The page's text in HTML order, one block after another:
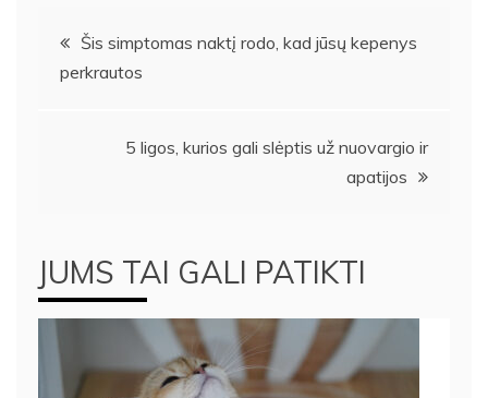
Navigacija
tarp
Šis simptomas naktį rodo, kad jūsų kepenys
perkrautos
5 ligos, kurios gali slėptis už nuovargio ir
apatijos
JUMS TAI GALI PATIKTI